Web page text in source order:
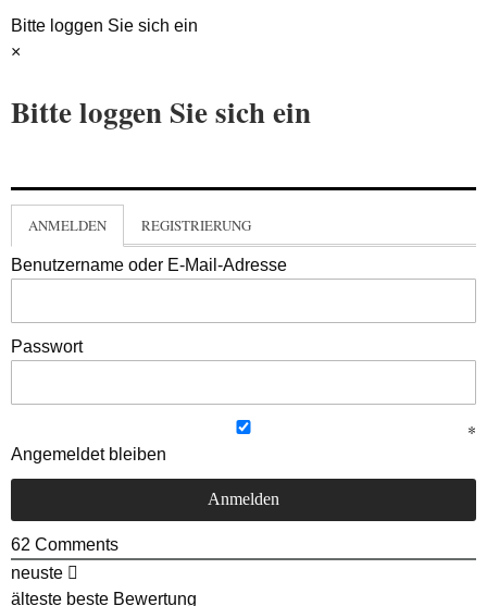
Bitte loggen Sie sich ein
×
Bitte loggen Sie sich ein
ANMELDEN REGISTRIERUNG
Benutzername oder E-Mail-Adresse
Passwort
Angemeldet bleiben
62 Comments
neuste
älteste beste Bewertung